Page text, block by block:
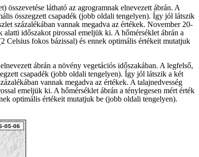
összevetése látható az agrogramnak elnevezett ábrán. A
összegzett csapadék (jobb oldali tengelyen). Így jól látszik
százalékában vannak megadva az értékek. November 20-
időszakot pirossal emeljük ki. A hőmérséklet ábrán a
Celsius fokos bázissal) és ennek optimális értékeit mutatjuk
ábrán a növény vegetációs időszakában. A legfelső,
csapadék (jobb oldali tengelyen). Így jól látszik a két
vannak megadva az értékek. A talajnedvesség
emeljük ki. A hőmérséklet ábrán a ténylegesen mért érték
optimális értékeit mutatjuk be (jobb oldali tengelyen).